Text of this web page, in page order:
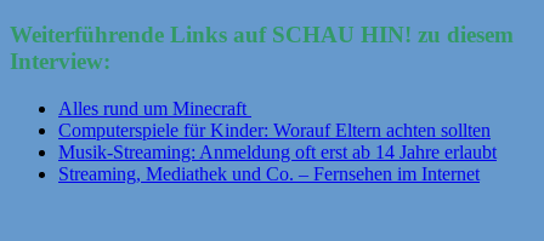
Weiterführende Links auf SCHAU HIN! zu diesem
Interview:
Alles rund um Minecraft
Computerspiele für Kinder: Worauf Eltern achten sollten
Musik-Streaming: Anmeldung oft erst ab 14 Jahre erlaubt
Streaming, Mediathek und Co. – Fernsehen im Internet